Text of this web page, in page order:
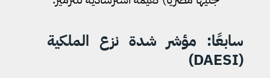
سابعًا: مؤشر شدة نزع الملكية
(DAESI)